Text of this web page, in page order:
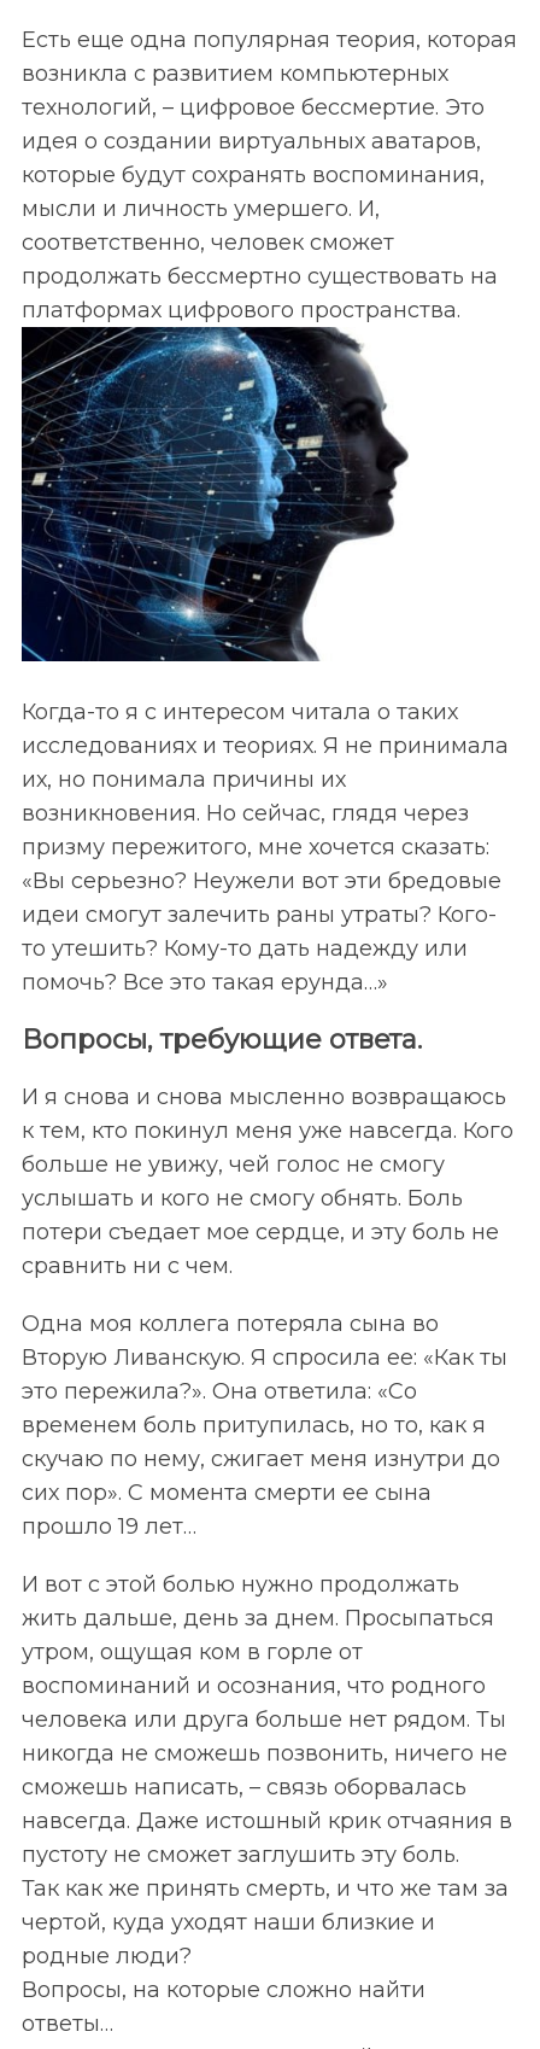
Есть еще одна популярная теория, которая
возникла с развитием компьютерных
технологий, – цифровое бессмертие. Это
идея о создании виртуальных аватаров,
которые будут сохранять воспоминания,
мысли и личность умершего. И,
соответственно, человек сможет
продолжать бессмертно существовать на
платформах цифрового пространства.
Когда-то я с интересом читала о таких
исследованиях и теориях. Я не принимала
их, но понимала причины их
возникновения. Но сейчас, глядя через
призму пережитого, мне хочется сказать:
«Вы серьезно? Неужели вот эти бредовые
идеи смогут залечить раны утраты? Кого-
то утешить? Кому-то дать надежду или
помочь? Все это такая ерунда…»
Вопросы, требующие ответа.
И я снова и снова мысленно возвращаюсь
к тем, кто покинул меня уже навсегда. Кого
больше не увижу, чей голос не смогу
услышать и кого не смогу обнять. Боль
потери съедает мое сердце, и эту боль не
сравнить ни с чем.
Одна моя коллега потеряла сына во
Вторую Ливанскую. Я спросила ее: «Как ты
это пережила?». Она ответила: «Со
временем боль притупилась, но то, как я
скучаю по нему, сжигает меня изнутри до
сих пор». С момента смерти ее сына
прошло 19 лет…
И вот с этой болью нужно продолжать
жить дальше, день за днем. Просыпаться
утром, ощущая ком в горле от
воспоминаний и осознания, что родного
человека или друга больше нет рядом. Ты
никогда не сможешь позвонить, ничего не
сможешь написать, – связь оборвалась
навсегда. Даже истошный крик отчаяния в
пустоту не сможет заглушить эту боль.
Так как же принять смерть, и что же там за
чертой, куда уходят наши близкие и
родные люди?
Вопросы, на которые сложно найти
ответы…
S
e
c
h
o
r
:
По авторам